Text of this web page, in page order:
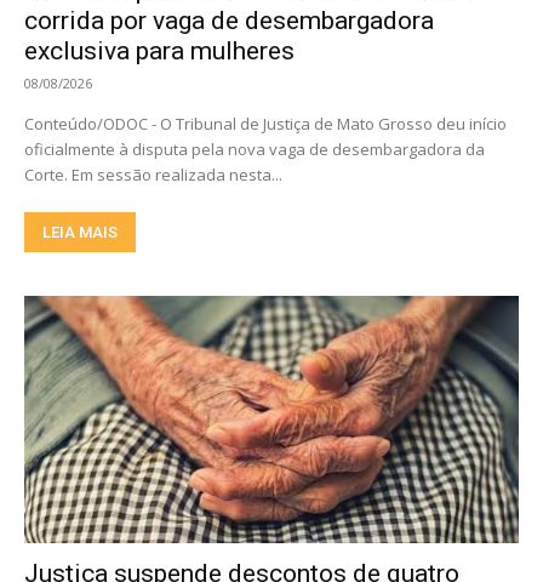
corrida por vaga de desembargadora
exclusiva para mulheres
08/08/2026
Conteúdo/ODOC - O Tribunal de Justiça de Mato Grosso deu início
oficialmente à disputa pela nova vaga de desembargadora da
Corte. Em sessão realizada nesta...
LEIA MAIS
Justiça suspende descontos de quatro